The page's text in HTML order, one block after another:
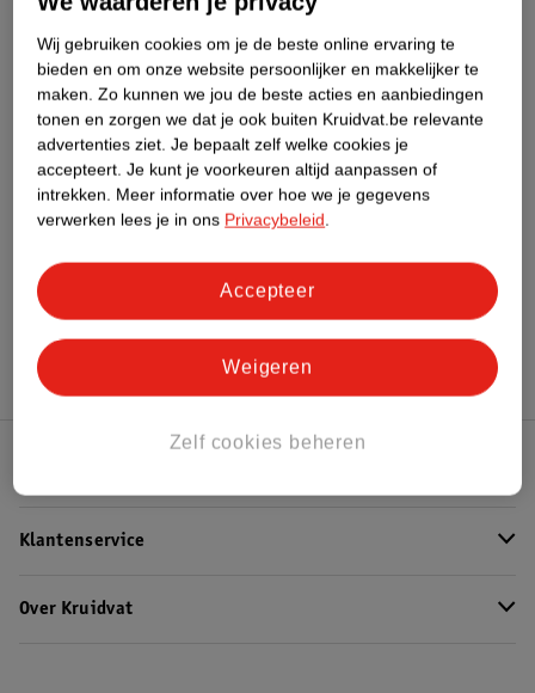
Bestel & Bezorginformatie
Bekijk ook
MeerBioré Alle Reinigingsstrips
Hoe controleren wij de reviews?
Klantenservice
Over Kruidvat
Wij gebruiken cookies om je de beste online ervaring te
bieden en om onze website persoonlijker en makkelijker te
maken. Zo kunnen we jou de beste acties en aanbiedingen
tonen en zorgen we dat je ook buiten Kruidvat.be relevante
advertenties ziet. Je bepaalt zelf welke cookies je
accepteert. Je kunt je voorkeuren altijd aanpassen of
intrekken. Meer informatie over hoe we je gegevens
verwerken lees je in ons Privacybeleid.
Zelf cookies beheren
Weigeren
Accepteer